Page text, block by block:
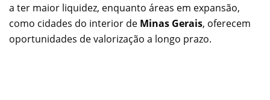
a ter maior liquidez, enquanto áreas em expansão,
como cidades do interior de Minas Gerais, oferecem
oportunidades de valorização a longo prazo.